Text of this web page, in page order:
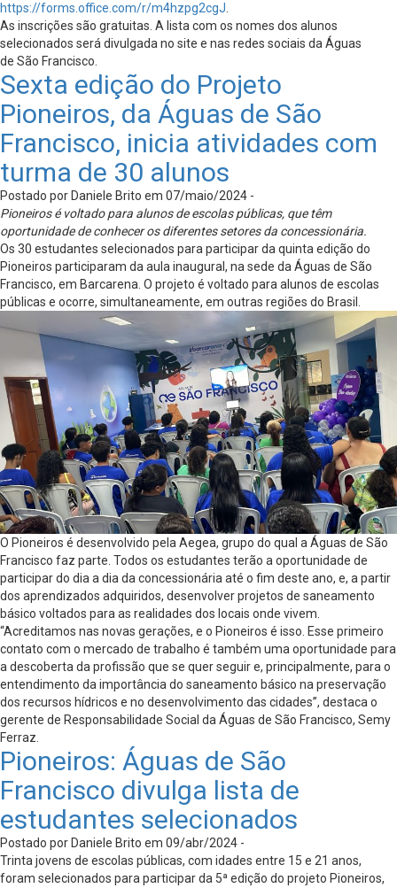
https://forms.office.com/r/m4hzpg2cgJ
As inscrições são gratuitas. A lista com os nomes dos alunos
selecionados será divulgada no site e nas redes sociais da Águas
de São Francisco.
​Sexta edição do Projeto
Pioneiros, da Águas de São
Francisco, inicia atividades com
turma de 30 alunos
Postado por Daniele Brito em 07/maio/2024 -
Pioneiros é voltado para alunos de escolas públicas, que têm
oportunidade de conhecer os diferentes setores da concessionária.
Os 30 estudantes selecionados para participar da quinta edição do
Pioneiros participaram da aula inaugural, na sede da Águas de São
Francisco, em Barcarena. O projeto é voltado para alunos de escolas
públicas e ocorre, simultaneamente, em outras regiões do Brasil.
O Pioneiros é desenvolvido pela Aegea, grupo do qual a Águas de São
Francisco faz parte. Todos os estudantes terão a oportunidade de
participar do dia a dia da concessionária até o fim deste ano, e, a partir
dos aprendizados adquiridos, desenvolver projetos de saneamento
básico voltados para as realidades dos locais onde vivem.
“Acreditamos nas novas gerações, e o Pioneiros é isso. Esse primeiro
contato com o mercado de trabalho é também uma oportunidade para
a descoberta da profissão que se quer seguir e, principalmente, para o
entendimento da importância do saneamento básico na preservação
dos recursos hídricos e no desenvolvimento das cidades”, destaca o
gerente de Responsabilidade Social da Águas de São Francisco, Semy
Ferraz.
Pioneiros: Águas de São
Francisco divulga lista de
estudantes selecionados
Postado por Daniele Brito em 09/abr/2024 -
Trinta jovens de escolas públicas, com idades entre 15 e 21 anos,
foram selecionados para participar da 5ª edição do projeto Pioneiros,